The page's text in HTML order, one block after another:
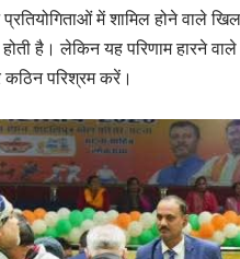
में शामिल होने वाले
है। लेकिन यह परिणाम हारने
परिश्रम करें।